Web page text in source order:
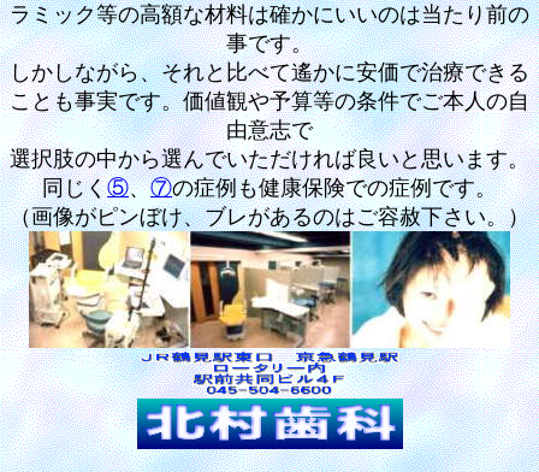
ラミック等の高額な材料は確かにいいのは当たり前の
事です。
しかしながら、それと比べて遙かに安価で治療できる
ことも事実です。価値観や予算等の条件でご本人の自
由意志で
選択肢の中から選んでいただければ良いと思います。
同じく⑤、⑦の症例も健康保険での症例です。
（画像がピンぼけ、ブレがあるのはご容赦下さい。）